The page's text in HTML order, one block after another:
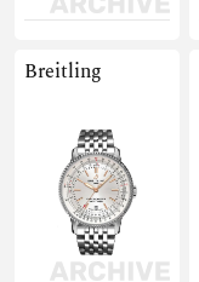
Breitling